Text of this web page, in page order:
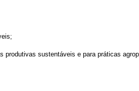
sustentáveis e para práticas